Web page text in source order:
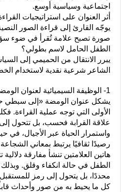
اجتماعية وسياسية أوسع.
أثر العنوان على استراتيجيات
يوجّه القارئ إلى قراءة الصور
صورة تصبح علامة تُقرأ في ضوء
الطفل الحامل لاسم بطولي؟
يبرر الانتقال من الحميمي إلى
الشاعر شرعية نقدية لاستخدام
1- الوظيفة السيميائية لعنوان الومضة
يشكل عنوان الومضة «إلى سبطي
الأولى التي توجه عملية القراءة.
علاقة القرابة فحسب، بل تتحول
واستمرار الحياة عبر الأجيال،
رصيدًا ثقافيًا يرتبط بمعاني
هاتين العلامتين تنشأ مفارقة
الطفل في حالة انكفاء وقلق.
محددًا، بل يتحول إلى رمز للمستقبل
كل ما يحيط به من صور وأحداث